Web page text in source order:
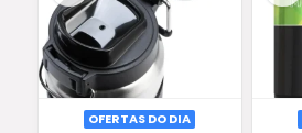
OFERTAS DO DIA